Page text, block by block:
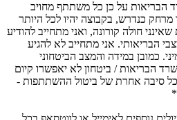
הבריאות על כן כל משתתף מחויב
כנדרש, בקבוצה יהיו לכל היותר
חולה קורונה, ואני מתחייב להודיע
הבריאותי. אני מתחייב לא להגיע
כמובן במידה והמצב הביטחוני
הבריאות / ביטחון לא יאפשרו קיום
כל סיבה אחרת של ביטול ההשתתפות -